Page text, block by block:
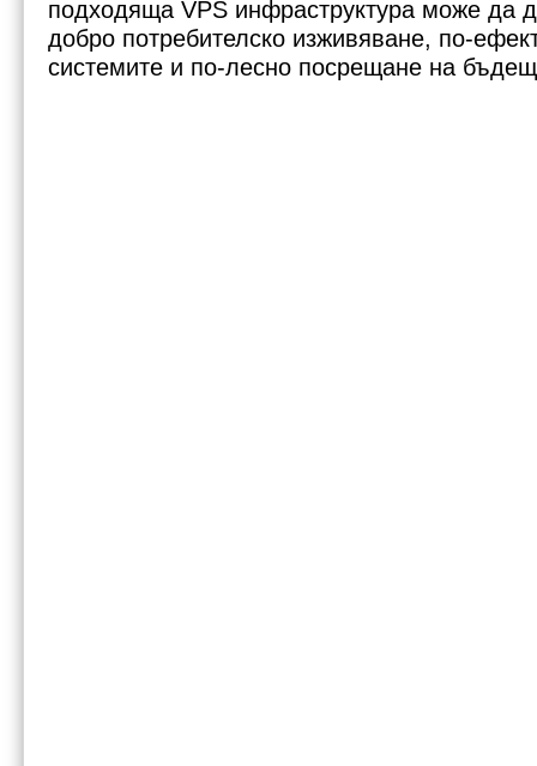
подходяща VPS инфраструктура може да
добро потребителско изживяване, по-
системите и по-лесно посрещане на